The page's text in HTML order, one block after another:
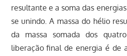
resultante e a soma das
se unindo. A massa do hélio
da massa somada dos
liberação final de energia é de